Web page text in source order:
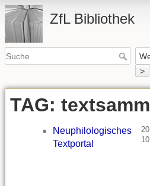
ZfL Bibliothek
>
TAG:
Neuphilologisches
Textportal